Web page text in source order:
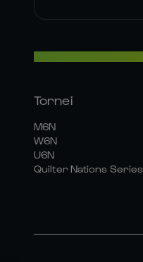
Tornei
M6N
W6N
U6N
Quilter Nations Series